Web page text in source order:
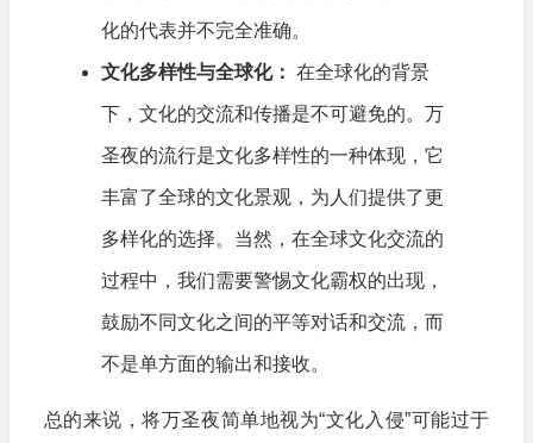
化的代表并不完全准确。
文化多样性与全球化： 在全球化的背景
下，文化的交流和传播是不可避免的。万
圣夜的流行是文化多样性的一种体现，它
丰富了全球的文化景观，为人们提供了更
多样化的选择。当然，在全球文化交流的
过程中，我们需要警惕文化霸权的出现，
鼓励不同文化之间的平等对话和交流，而
不是单方面的输出和接收。
总的来说，将万圣夜简单地视为“文化入侵”可能过于